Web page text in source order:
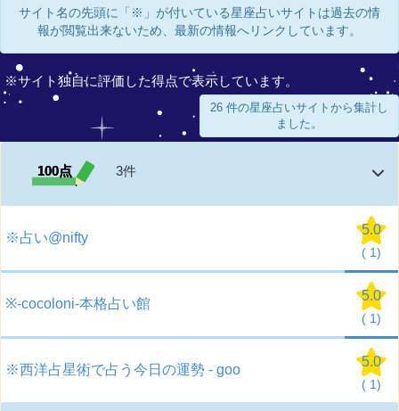
サイト名の先頭に「※」が付いている星座占いサイトは過去の情
報が閲覧出来ないため、最新の情報へリンクしています。
※サイト独自に評価した得点で表示しています。
26 件の星座占いサイトから集計し
ました。
100点 3件
※占い@nifty
5.0
( 1)
※-cocoloni-本格占い館
5.0
( 1)
※西洋占星術で占う今日の運勢 - goo
5.0
( 1)